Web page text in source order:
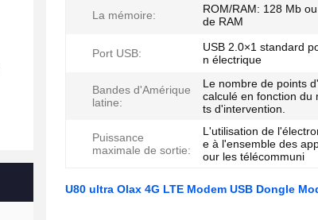
La mémoire:
ROM/RAM: 128 Mb
de RAM
Port USB:
USB 2.0×1 standard
n électrique
Bandes d'Amérique
latine:
Le nombre de points
calculé en fonction du
ts d'intervention.
Puissance
maximale de sortie:
L'utilisation de
e à l'ensemble des
our les télécommuni
U80 ultra Olax 4G LTE Modem USB Dongle